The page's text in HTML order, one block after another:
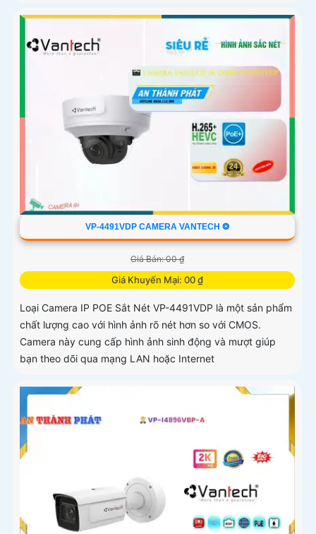
VP-4491VDP CAMERA VANTECH ❂
Giá Bán: 00 ₫
Giá Khuyến Mại: 00 ₫
Loại Camera IP POE Sắt Nét VP-4491VDP là một sản phẩm
chất lượng cao với hình ảnh rõ nét hơn so với CMOS.
Camera này cung cấp hình ảnh sinh động và mượt giúp
bạn theo dõi qua mạng LAN hoặc Internet